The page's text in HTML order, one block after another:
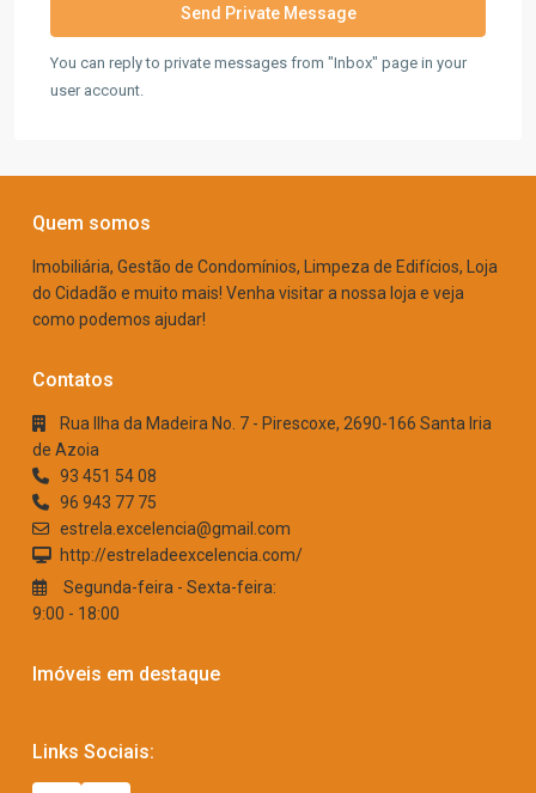
You can reply to private messages from "Inbox" page in your
user account.
Quem somos
Imobiliária, Gestão de Condomínios, Limpeza de Edifícios, Loja
do Cidadão e muito mais! Venha visitar a nossa loja e veja
como podemos ajudar!
Contatos
Rua Ilha da Madeira No. 7 - Pirescoxe, 2690-166 Santa Iria
de Azoia
93 451 54 08
96 943 77 75
estrela.excelencia@gmail.com
http://estreladeexcelencia.com/
Segunda-feira - Sexta-feira:
9:00 - 18:00
Imóveis em destaque
Links Sociais: